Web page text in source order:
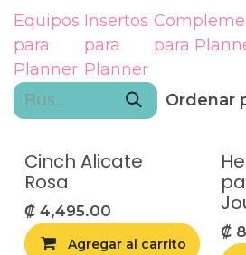
Equipos
para
Planner
Insertos
para
Planner
para
Ordenar
Cinch Alicate
Rosa
₡ 4,495.00
Agregar al carrito
₡